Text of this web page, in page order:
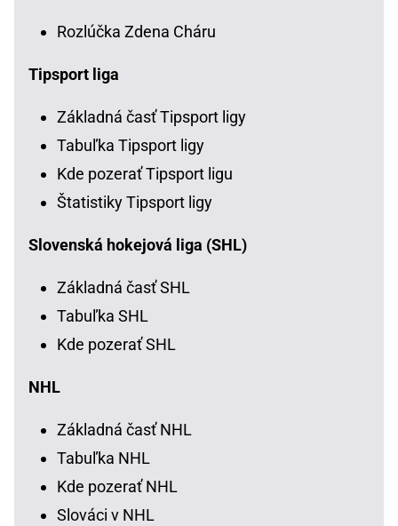
Rozlúčka Zdena Cháru
Tipsport liga
Základná časť Tipsport ligy
Tabuľka Tipsport ligy
Kde pozerať Tipsport ligu
Štatistiky Tipsport ligy
Slovenská hokejová liga (SHL)
Základná časť SHL
Tabuľka SHL
Kde pozerať SHL
NHL
Základná časť NHL
Tabuľka NHL
Kde pozerať NHL
Slováci v NHL